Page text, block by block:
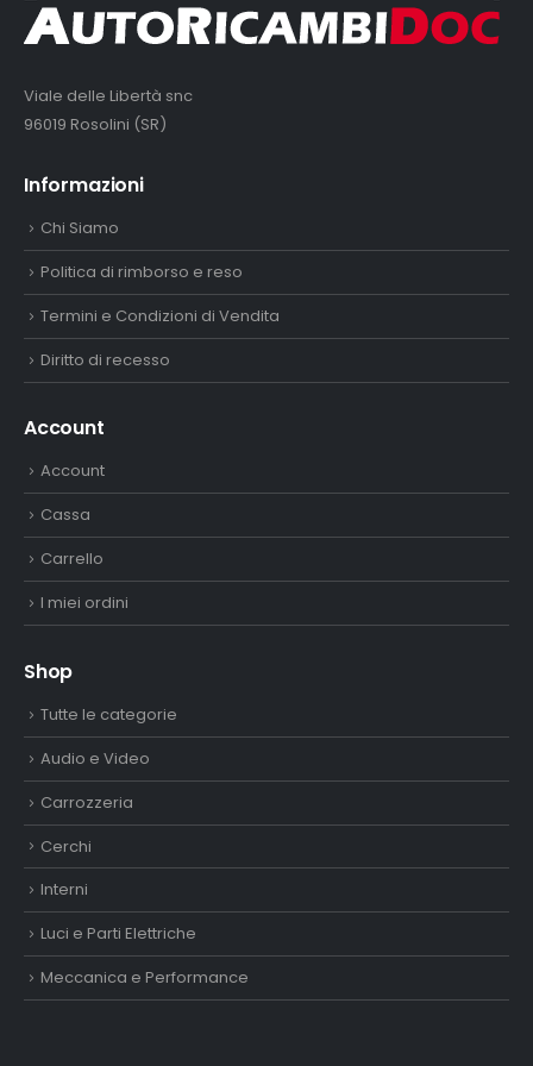
Viale delle Libertà snc
96019 Rosolini (SR)
Informazioni
Chi Siamo
Politica di rimborso e reso
Termini e Condizioni di Vendita
Diritto di recesso
Account
Account
Cassa
Carrello
I miei ordini
Shop
Tutte le categorie
Audio e Video
Carrozzeria
Cerchi
Interni
Luci e Parti Elettriche
Meccanica e Performance